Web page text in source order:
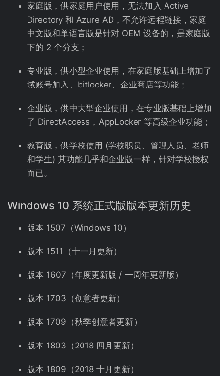
家庭版，供家庭用户使用，无法加入 Active
Directory 和 Azure AD，不允许远程链接，家庭
中文版和单语言版是针对 OEM 设备的，是家庭版
下的 2 个分支；
专业版，供小型企业使用，在家庭版基础上增加了
域账号加入、bitlocker、企业商店等功能；
企业版，供中大型企业使用，在专业版基础上增加
了 DirectAccess，AppLocker 等高级企业功能；
教育版，供学校使用 (学校职员、管理人员、老师
和学生) 其功能几乎和企业版一样，针对学校授权
而已。
Windows 10 系统正式版版本更新历史
版本 1507（Windows 10）
版本 1511（十一月更新）
版本 1607（年度更新版 / 一周年更新版）
版本 1703（创意者更新）
版本 1709（秋季创意者更新）
版本 1803（2018 四月更新）
版本 1809（2018 十月更新）